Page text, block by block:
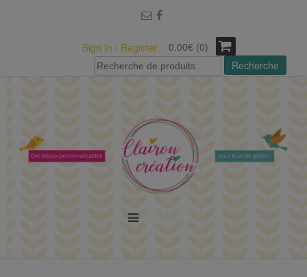
Sign In / Register
0.00€ (0)
Recherche
pour :
Recherche